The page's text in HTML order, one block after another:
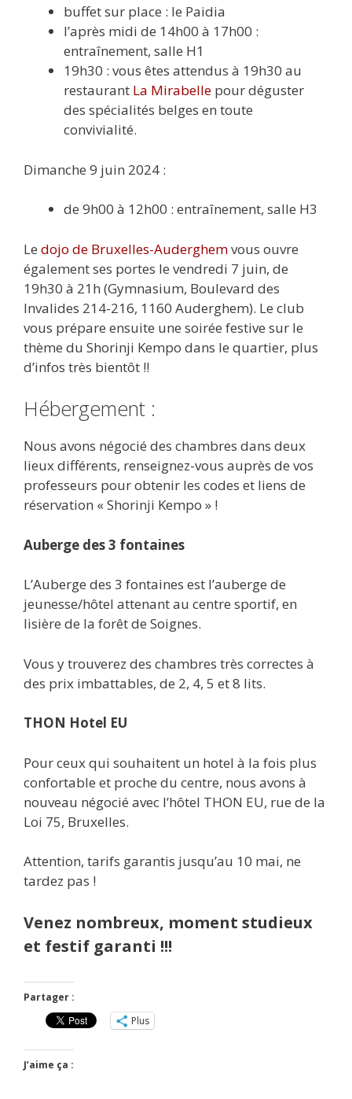
buffet sur place : le Paidia
l’après midi de 14h00 à 17h00 :
entraînement, salle H1
19h30 : vous êtes attendus à 19h30 au
restaurant La Mirabelle pour déguster
des spécialités belges en toute
convivialité.
Dimanche 9 juin 2024 :
de 9h00 à 12h00 : entraînement, salle H3
Le dojo de Bruxelles-Auderghemvous ouvre
également ses portes le vendredi 7 juin, de
19h30 à 21h (Gymnasium, Boulevard des
Invalides 214-216, 1160 Auderghem). Le club
vous prépare ensuite une soirée festive sur le
thème du Shorinji Kempo dans le quartier, plus
d’infos très bientôt !!
Hébergement :
Nous avons négocié des chambres dans deux
lieux différents, renseignez-vous auprès de vos
professeurs pour obtenir les codes et liens de
réservation « Shorinji Kempo » !
Auberge des 3 fontaines
L’Auberge des 3 fontaines est l’auberge de
jeunesse/hôtel attenant au centre sportif, en
lisière de la forêt de Soignes.
Vous y trouverez des chambres très correctes à
des prix imbattables, de 2, 4, 5 et 8 lits.
THON Hotel EU
Pour ceux qui souhaitent un hotel à la fois plus
confortable et proche du centre, nous avons à
nouveau négocié avec l’hôtel THON EU, rue de la
Loi 75, Bruxelles.
Attention, tarifs garantis jusqu’au 10 mai, ne
tardez pas !
Venez nombreux, moment studieux
et festif garanti !!!
Partager :
Plus
J’aime ça :